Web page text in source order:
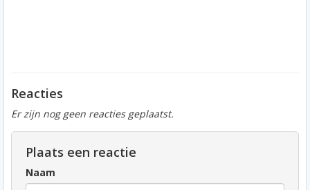
Reacties
Er zijn nog geen reacties geplaatst.
Plaats een reactie
Naam